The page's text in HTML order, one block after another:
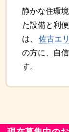
静かな住環
た設備と利
は、
佐古エ
の方に、自
す。